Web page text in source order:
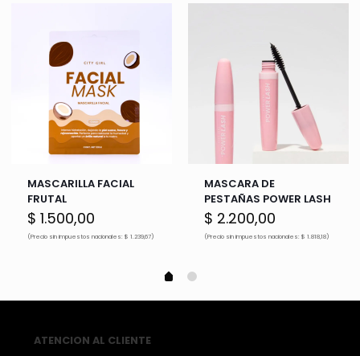
MASCARILLA FACIAL
FRUTAL
$ 1.500,00
(Precio sin impuestos nacionales: $ 1.239,67)
MASCARA DE
PESTAÑAS POWER LASH
$ 2.200,00
(Precio sin impuestos nacionales: $ 1.818,18)
ATENCION AL CLIENTE